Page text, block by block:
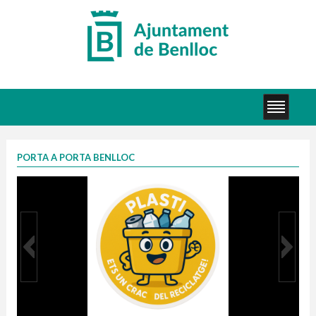
PORTA A PORTA BENLLOC